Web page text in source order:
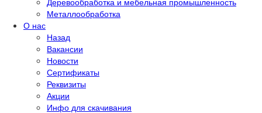
Металлообработка
О нас
Назад
Вакансии
Новости
Сертификаты
Реквизиты
Акции
Инфо для скачивания